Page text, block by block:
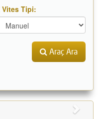
Vites Tipi:
Araç Ara
İleri